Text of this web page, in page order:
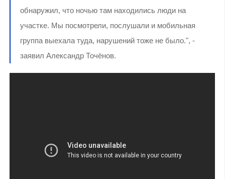
обнаружил, что ночью там находились люди на
участке. Мы посмотрели, послушали и мобильная
группа выехала туда, нарушений тоже не было.", -
заявил Александр Точёнов.